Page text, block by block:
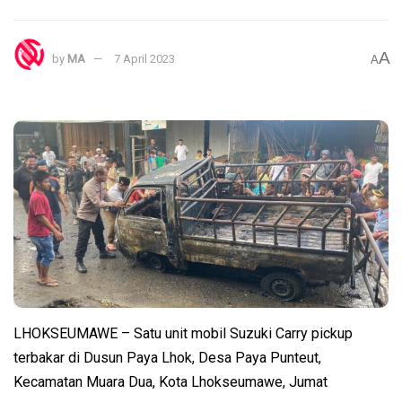
by MA 7 April 2023 AA
LHOKSEUMAWE – Satu unit mobil Suzuki Carry pickup
terbakar di Dusun Paya Lhok, Desa Paya Punteut,
Kecamatan Muara Dua, Kota Lhokseumawe, Jumat